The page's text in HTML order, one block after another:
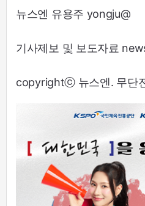
뉴스엔 유용주 yongju@
기사제보 및 보도자료
copyrightⓒ 뉴스엔. 무단